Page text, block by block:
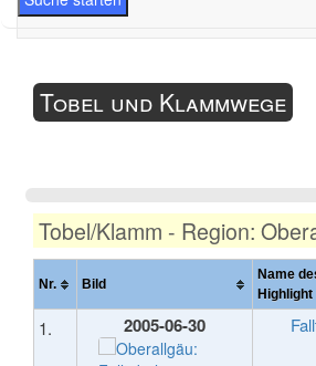
Tobel und Klammwege
Tobel/Klamm - Region:
Nr. Bild
Name
Highlight
1. 2005-06-30